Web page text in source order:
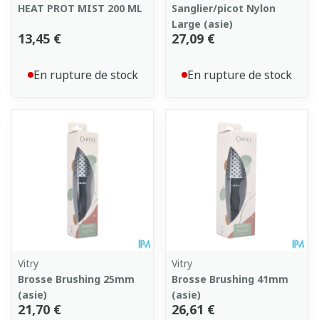
HEAT PROT MIST 200 ML
13,45 €
En rupture de stock
Sanglier/picot Nylon
Large (asie)
27,09 €
En rupture de stock
Vitry
Brosse Brushing 25mm
(asie)
21,70 €
Vitry
Brosse Brushing 41mm
(asie)
26,61 €